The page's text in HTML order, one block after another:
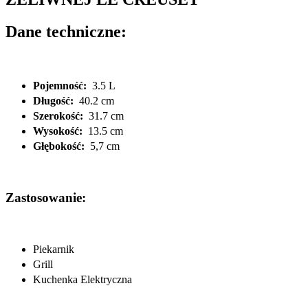
Dane techniczne:
Pojemność: 3.5 L
Długość: 40.2 cm
Szerokość: 31.7 cm
Wysokość: 13.5 cm
Głębokość: 5,7 cm
Zastosowanie:
Piekarnik
Grill
Kuchenka Elektryczna